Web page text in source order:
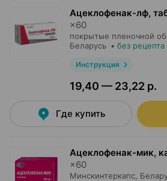
Ацеклофенак-лф,
×60
покрытые пленочной
Беларусь • без рецепта
Инструкция
19,40 — 23,22 р.
Где купить
Ацеклофенак-мик,
×60
Минскинтеркапс ,